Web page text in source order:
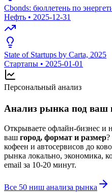
Cbonds: бюллетень по
Нефть • 2025-12-31
State of Startups by Carta, 2025
Стартапы • 2025-01-01
Персональный анализ
Анализ рынка под ваш
Открываете офлайн-бизнес
ваш город, формат и размер
кофеен и автосервисов до
рынка локально, экономика,
email за 10-20 минут.
Все 50 ниш анализа рынка